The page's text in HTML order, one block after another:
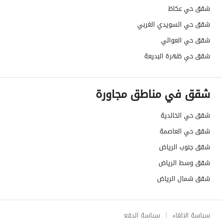
شقق حي عكاظ
شقق حي السويدي الغربي
شقق حي العوالي
شقق حي ظهرة البديعة
شقق في مناطق مجاورة
شقق حي الخالدية
شقق حي العاصمة
شقق جنوب الرياض
شقق وسط الرياض
شقق شمال الرياض
سياسة الإلغاء سياسة الدفع